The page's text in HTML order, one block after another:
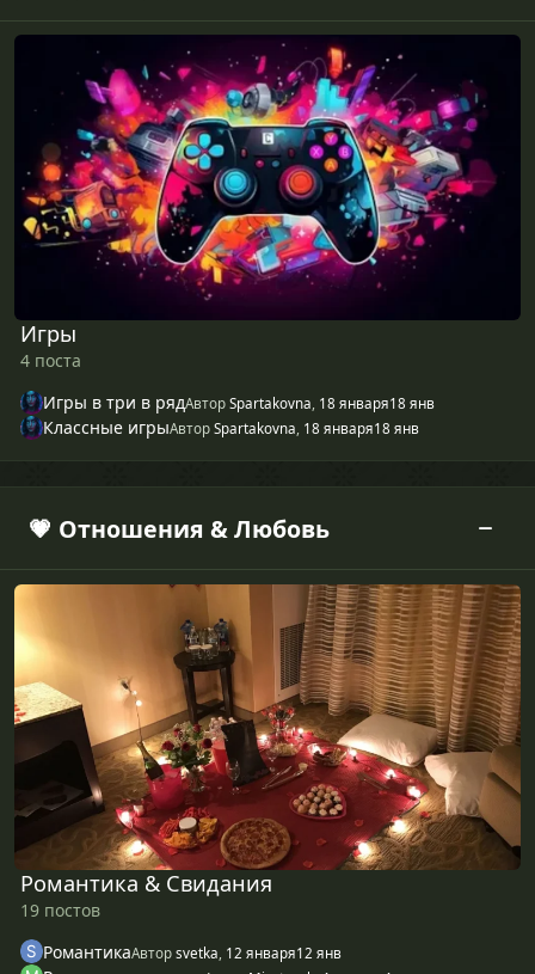
Игры
Игры
4 поста
Игры в три в рядАвторSpartakovna, 18 января18 янв
Классные игрыАвторSpartakovna, 18 января18 янв
💗 Отношения & Любовь
Романтика & Свидания
Романтика & Свидания
19 постов
РомантикаАвторsvetka 12 января12 янв